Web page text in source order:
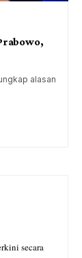
alasan
secara